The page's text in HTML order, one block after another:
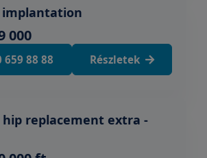
implantation
000
659 88 88 Részletek
hip replacement extra -